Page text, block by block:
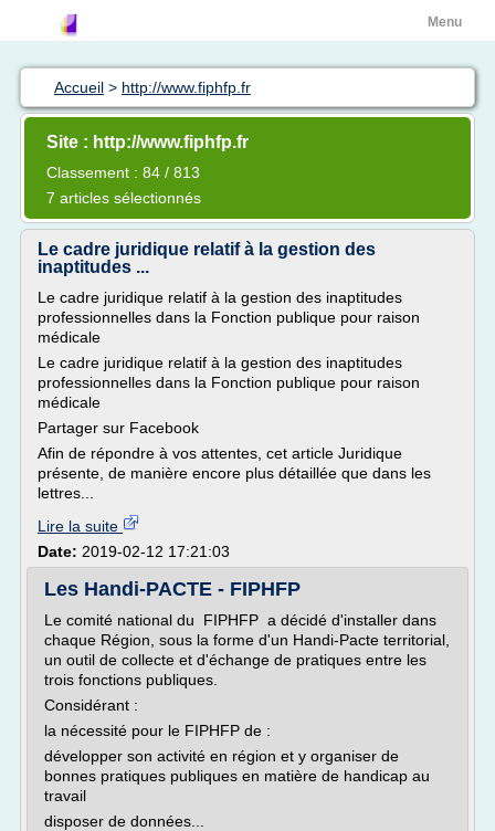
Menu
Accueil > http://www.fiphfp.fr
Site : http://www.fiphfp.fr
Classement : 84 / 813
7 articles sélectionnés
Le cadre juridique relatif à la gestion des
inaptitudes ...
Le cadre juridique relatif à la gestion des inaptitudes
professionnelles dans la Fonction publique pour raison
médicale
Le cadre juridique relatif à la gestion des inaptitudes
professionnelles dans la Fonction publique pour raison
médicale
Partager sur Facebook
Afin de répondre à vos attentes, cet article Juridique
présente, de manière encore plus détaillée que dans les
lettres...
Lire la suite
Date: 2019-02-12 17:21:03
Les Handi-PACTE - FIPHFP
Le comité national du FIPHFP a décidé d'installer dans
chaque Région, sous la forme d'un Handi-Pacte territorial,
un outil de collecte et d'échange de pratiques entre les
trois fonctions publiques.
Considérant :
la nécessité pour le FIPHFP de :
développer son activité en région et y organiser de
bonnes pratiques publiques en matière de handicap au
travail
disposer de données...